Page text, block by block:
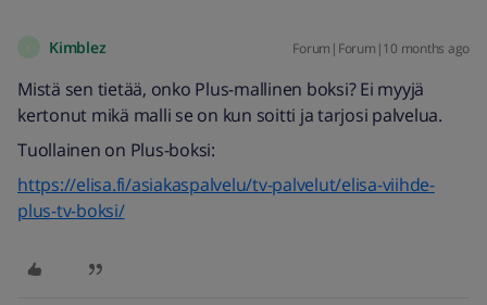
Kimblez Forum|Forum|10 months ago
Mistä sen tietää, onko Plus-mallinen boksi? Ei myyjä
kertonut mikä malli se on kun soitti ja tarjosi palvelua.
Tuollainen on Plus-boksi:
https://elisa.fi/asiakaspalvelu/tv-palvelut/elisa-viihde-
plus-tv-boksi/